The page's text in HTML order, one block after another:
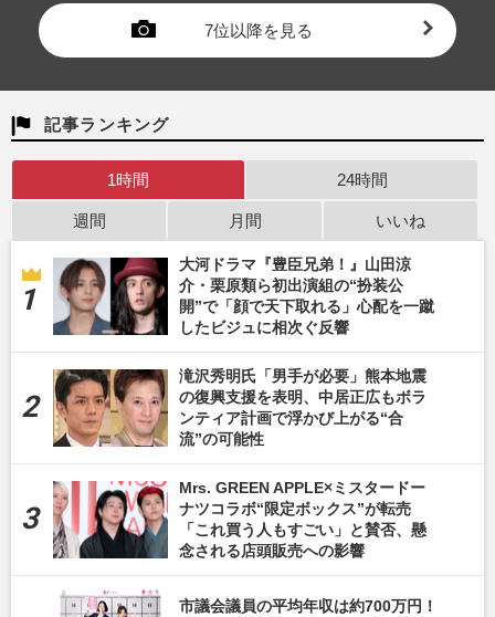
7位以降を見る
記事ランキング
1時間 24時間
週間 月間 いいね
大河ドラマ『豊臣兄弟！』山田涼
介・栗原類ら初出演組の“扮装公
開”で「顔で天下取れる」心配を一蹴
したビジュに相次ぐ反響
滝沢秀明氏「男手が必要」熊本地震
の復興支援を表明、中居正広もボラ
ンティア計画で浮かび上がる“合
流”の可能性
Mrs. GREEN APPLE×ミスタードー
ナツコラボ“限定ボックス”が転売
「これ買う人もすごい」と賛否、懸
念される店頭販売への影響
市議会議員の平均年収は約700万円！